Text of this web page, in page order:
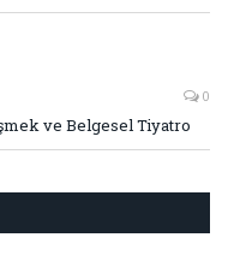
0
ve Belgesel Tiyatro